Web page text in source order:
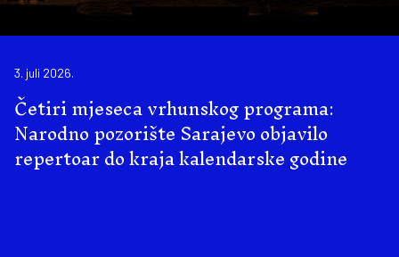
3. juli 2026.
Četiri mjeseca vrhunskog programa:
Narodno pozorište Sarajevo objavilo
repertoar do kraja kalendarske godine